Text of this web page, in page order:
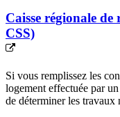
Caisse régionale
CSS)
Si vous remplissez les
logement effectuée par
de déterminer les travaux